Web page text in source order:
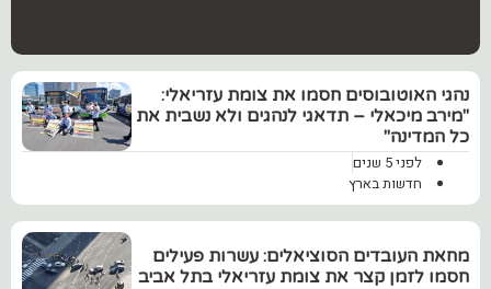
נהגי האוטובוסים חסמו את צומת עזריאלי:
"מירב מיכאלי – תדאגי לנהגים ולא נשבית את
כל המדינה"
לפני 5 שנים
חדשות בארץ
‏מחאת העובדים הסוציאלים: עשרות פעילים
חסמו לזמן קצר את צומת עזריאלי בתל אביב